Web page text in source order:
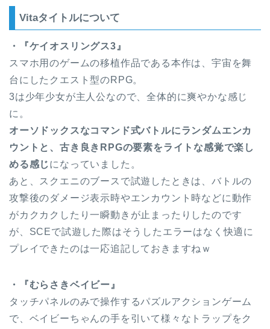
Vitaタイトルについて
・『ケイオスリングス3』
スマホ用のゲームの移植作品である本作は、宇宙を舞
台にしたクエスト型のRPG。
3は少年少女が主人公なので、全体的に爽やかな感じ
に。
オーソドックスなコマンド式バトルにランダムエンカ
ウントと、古き良きRPGの要素をライトな感覚で楽し
める感じになっていました。
あと、スクエニのブースで試遊したときは、バトルの
攻撃後のダメージ表示時やエンカウント時などに動作
がカクカクしたり一瞬動きが止まったりしたのです
が、SCEで試遊した際はそうしたエラーはなく快適に
プレイできたのは一応追記しておきますねｗ
・『むらさきベイビー』
タッチパネルのみで操作するパズルアクションゲーム
で、ベイビーちゃんの手を引いて様々なトラップをク